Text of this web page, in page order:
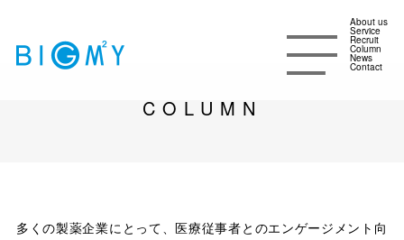
About us
Service
Recruit
Column
News
Contact
COLUMN
多くの製薬企業にとって、医療従事者とのエンゲージメント向